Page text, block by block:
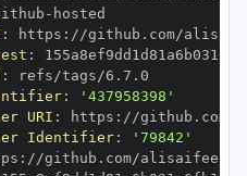
-
: https :
:
:
:
'437958398'
URI : https :
Identifier:
'79842'
: